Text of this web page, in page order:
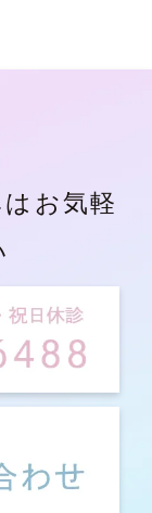
お気軽